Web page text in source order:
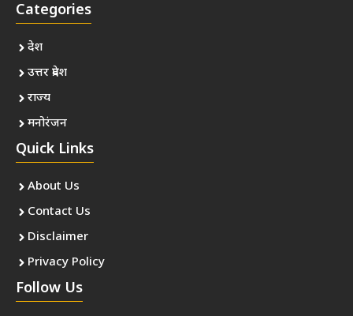
Categories
देश
उत्तर प्रदेश
राज्य
मनोरंजन
Quick Links
About Us
Contact Us
Disclaimer
Privacy Policy
Follow Us